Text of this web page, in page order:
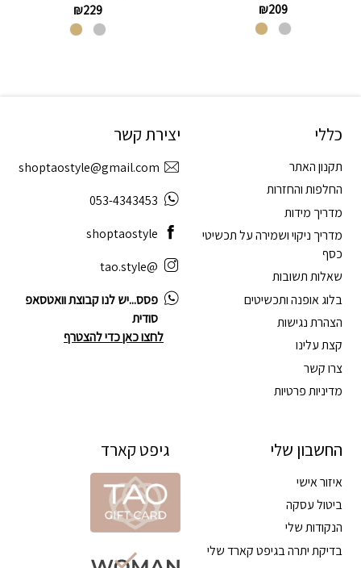
₪209
₪229
כללי
תקנון האתר
החלפות והחזרות
מדריך מידות
מדריך ניקוי ושמירה על תכשיטי
כסף
שאלות תשובות
בלוג אופנה ותכשיטים
הצהרת נגישות
קצת עלינו
צרו קשר
מדיניות פרטיות
החשבון שלי
איזור אישי
ביטול עסקה
הנקודות שלי
בדיקת יתרה בגיפט קארד שלי
יצירת קשר
shoptaostyle@gmail.com
053-4343453
shoptaostyle
@tao.style
פסס...יש לנו קבוצת וואטסאפ
סודית
לחצו כאן כדי להצטרף
גיפט קארד